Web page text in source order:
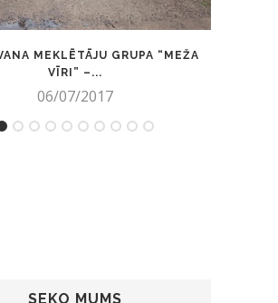
MEKLĒTĀJU GRUPA “MEŽA
VĪRI” –...
06/07/2017
SEKO MUMS